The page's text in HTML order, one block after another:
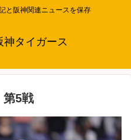
と阪神関連ニュースを保存
神タイガース
5戦